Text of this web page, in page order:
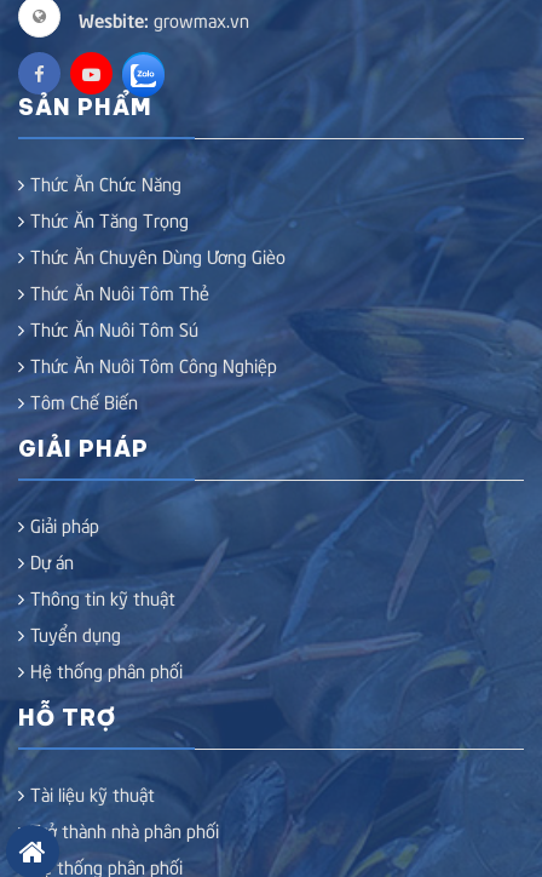
Wesbite: growmax.vn
SẢN PHẨM
Thức Ăn Chức Năng
Thức Ăn Tăng Trọng
Thức Ăn Chuyên Dùng Ương Gièo
Thức Ăn Nuôi Tôm Thẻ
Thức Ăn Nuôi Tôm Sú
Thức Ăn Nuôi Tôm Công Nghiệp
Tôm Chế Biến
GIẢI PHÁP
Giải pháp
Dự án
Thông tin kỹ thuật
Tuyển dụng
Hệ thống phân phối
HỖ TRỢ
Tài liệu kỹ thuật
Trở thành nhà phân phối
Hệ thống phân phối